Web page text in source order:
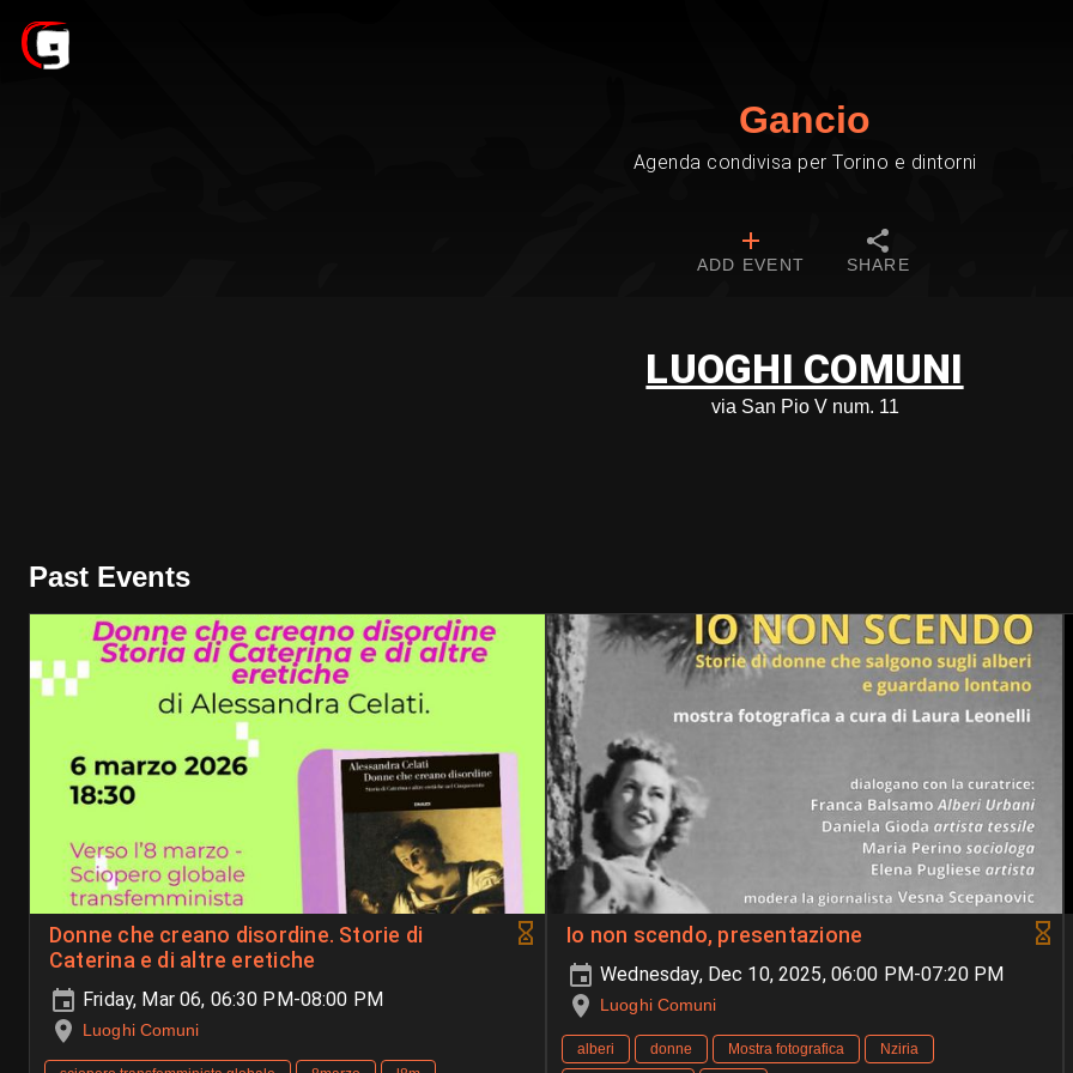
Gancio
Agenda condivisa per Torino e dintorni
ADD EVENT SHARE
LUOGHI COMUNI
via San Pio V num. 11
Past Events
Donne che creano disordine. Storie di
Caterina e di altre eretiche
Friday, Mar 06, 06:30 PM-08:00 PM
Luoghi Comuni
Io non scendo, presentazione
Wednesday, Dec 10, 2025, 06:00 PM-07:20 PM
Luoghi Comuni
alberi donne Mostra fotografica Nziria